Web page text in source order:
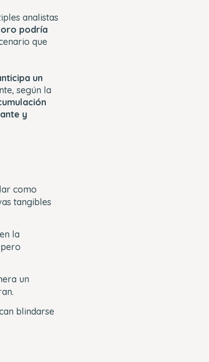
analistas
podría
que
un
según la
y
como
tangibles
la
un
blindarse